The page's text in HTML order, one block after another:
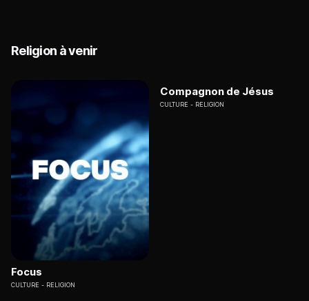
Religion à venir
Focus
CULTURE RELIGION
Compagnon de Jésus
CULTURE RELIGION